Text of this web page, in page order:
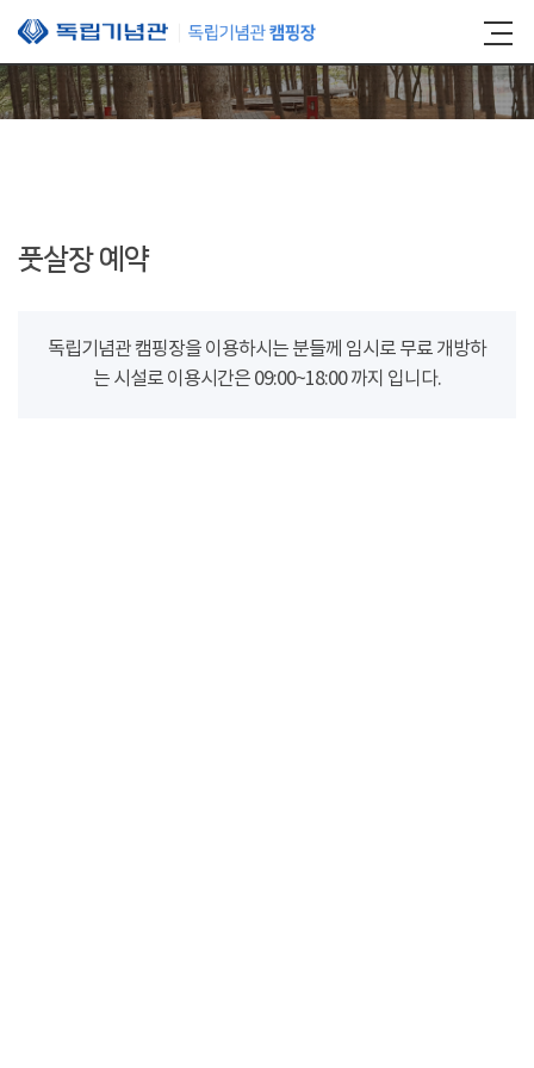
본문 바로가기
풋살장 예약
독립기념관 캠핑장을 이용하시는 분들께 임시로 무료 개방하
는 시설로 이용시간은 09:00~18:00 까지 입니다.